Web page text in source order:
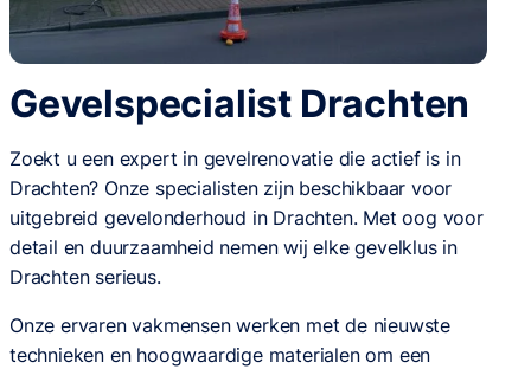
Gevelspecialist Drachten
Zoekt u een expert in gevelrenovatie die actief is in
Drachten? Onze specialisten zijn beschikbaar voor
uitgebreid gevelonderhoud in Drachten. Met oog voor
detail en duurzaamheid nemen wij elke gevelklus in
Drachten serieus.
Onze ervaren vakmensen werken met de nieuwste
technieken en hoogwaardige materialen om een